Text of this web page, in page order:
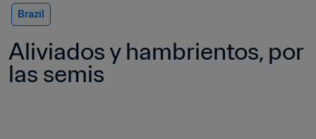
Brazil
Aliviados y hambrientos, por
las semis